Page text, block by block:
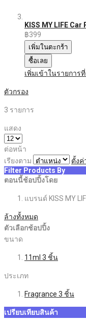
KISS MY LIFE
฿399
เพิ่มในตะกร้า
ซื้อเลย
เพิ่มเข้าในรายการ
ตัวกรอง
3 รายการ
แสดง
ต่อหน้า
เรียงตาม
ตั้งค่
Filter Products By
ตอนนี้ช้อปปิ้งโดย
แบรนด์ KISS MY
ล้างทั้งหมด
ตัวเลือกช้อปปิ้ง
ขนาด
11ml 3 ชิ้น
ประเภท
Fragrance 3 ชิ้น
เปรียบเทียบสินค้า